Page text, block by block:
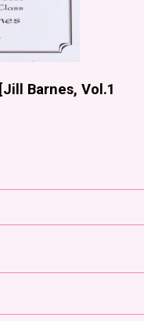
[Jill Barnes, Vol.1